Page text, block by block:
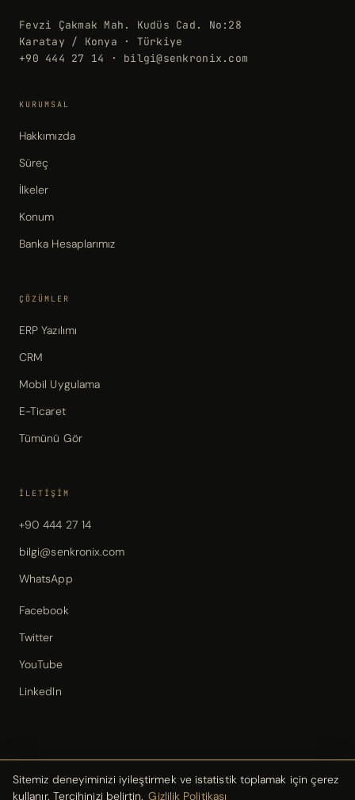
Fevzi Çakmak Mah. Kudüs Cad. No:28
Karatay / Konya · Türkiye
+90 444 27 14 · bilgi@senkronix.com
KURUMSAL
Hakkımızda
Süreç
İlkeler
Konum
Banka Hesaplarımız
ÇÖZÜMLER
ERP Yazılımı
CRM
Mobil Uygulama
E-Ticaret
Tümünü Gör
İLETIŞIM
+90 444 27 14
bilgi@senkronix.com
WhatsApp
Facebook
Twitter
YouTube
LinkedIn
Sitemiz deneyiminizi iyileştirmek ve istatistik toplamak için çerez
kullanır. Tercihinizi belirtin. Gizlilik Politikası